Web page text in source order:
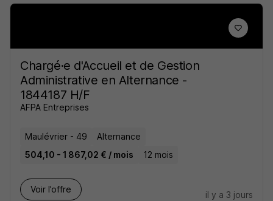
Chargé·e d'Accueil et de Gestion
Administrative en Alternance -
1844187 H/F
AFPA Entreprises
Maulévrier - 49
Alternance
504,10 - 1 867,02 € / mois
12 mois
Voir l’offre
il y a 3 jours